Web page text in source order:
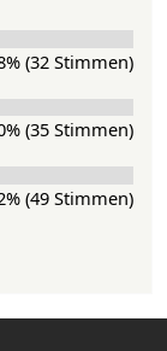
(32 Stimmen)
(35 Stimmen)
(49 Stimmen)